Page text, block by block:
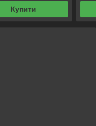
Купити